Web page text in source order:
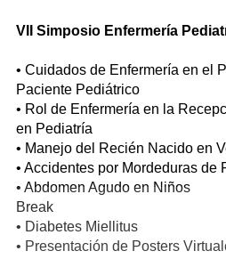
VII Simposio Enfermería
• Cuidados de Enfermería en el
Paciente Pediátrico
• Rol de Enfermería en la
en Pediatría
• Manejo del Recién Nacido en
• Accidentes por Mordeduras de
• Abdomen Agudo en Niños
Break
• Diabetes Miellitus
• Presentación de Posters